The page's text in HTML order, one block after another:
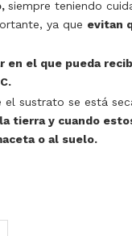
siempre teniendo
ya que evitan
el que pueda
sustrato se está
tierra y cuando
o al suelo.